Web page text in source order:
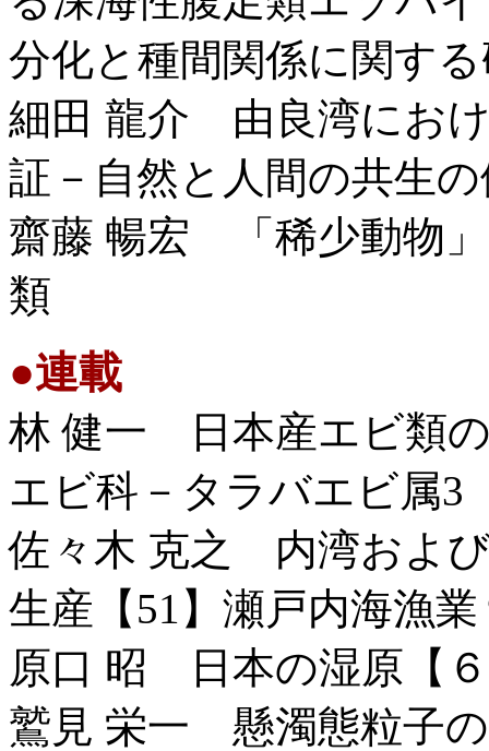
分化と種間関係に関す
細田 龍介 由良湾にお
証－自然と人間の共生
齋藤 暢宏 「稀少動物
類
●連載
林 健一 日本産エビ類
エビ科－タラバエビ属3
佐々木 克之 内湾およ
生産【51】瀬戸内海漁
原口 昭 日本の湿原【
鷲見 栄一 懸濁態粒子